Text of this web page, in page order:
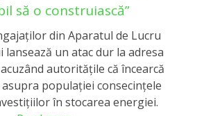
să o construiască”
din Aparatul de Lucru
lansează un atac dur la adresa
autoritățile că încearcă
populației consecințele
în stocarea energiei.